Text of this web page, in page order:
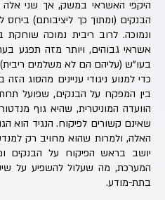
היקפי האשראי במשק, אך שני אלה
הבנקים (ומתוך כך ליציבותם) ביחס
ונמוכה. לרוב ריבית נמוכה שוחקת
אשראי גבוהים, ויותר מזה תפגע
בעו"ש (עליהם הם לא משלמים
כדי למנוע ניגודי עניינים מהסוג
בין המפקח על הבנקים, שפועל תחת
הוועדה המוניטרית, שהיא גוף
שאינם קשורים לפיקוח. הנגיד הוא
האלה, ולמרות שהוא מחויב רק
יושב בראש הפיקוח על הבנקים
המערכת, מה שעלול להשפיע על
בתת-מודע.